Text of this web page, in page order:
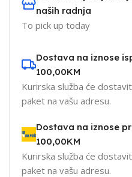
naših radnja
To pick up today
Dostava na iznose
100,00KM
Kurirska služba će
paket na vašu adresu.
Dostava na iznose
100,00KM
Kurirska služba će
paket na vašu adresu.